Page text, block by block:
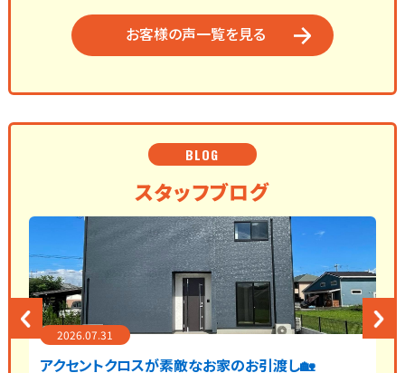
お客様の声一覧を見る
スタッフブログ
BLOG
2026.07.31
アクセントクロスが素敵なお家のお引渡し🏡